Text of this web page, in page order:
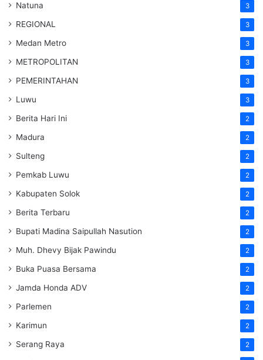
Natuna 3
REGIONAL 3
Medan Metro 3
METROPOLITAN 3
PEMERINTAHAN 3
Luwu 3
Berita Hari Ini 2
Madura 2
Sulteng 2
Pemkab Luwu 2
Kabupaten Solok 2
Berita Terbaru 2
Bupati Madina Saipullah Nasution 2
Muh. Dhevy Bijak Pawindu 2
Buka Puasa Bersama 2
Jamda Honda ADV 2
Parlemen 2
Karimun 2
Serang Raya 2